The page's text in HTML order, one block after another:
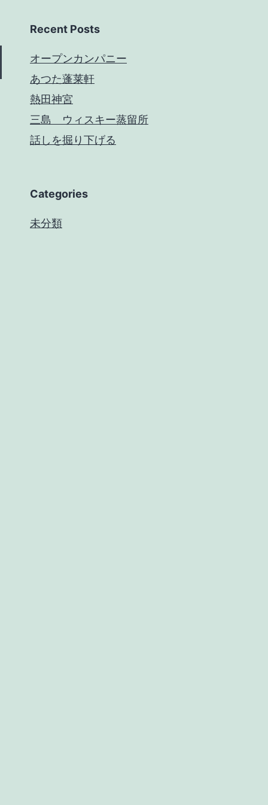
Recent Posts
オープンカンパニー
あつた蓬莱軒
熱田神宮
三島 ウィスキー蒸留所
話しを掘り下げる
Categories
未分類